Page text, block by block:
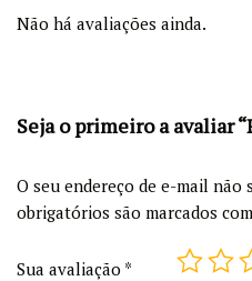
Não há avaliações ainda.
Seja o primeiro a avaliar
O seu endereço de e-mail não
obrigatórios são marcados com
Sua avaliação *